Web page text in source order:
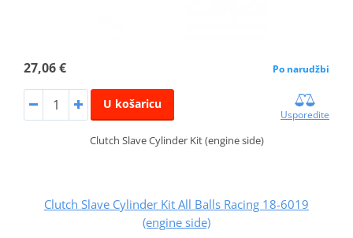
27,06 € Po narudžbi
U košaricu
Usporedite
Clutch Slave Cylinder Kit (engine side)
Clutch Slave Cylinder Kit All Balls Racing 18-6019
(engine side)